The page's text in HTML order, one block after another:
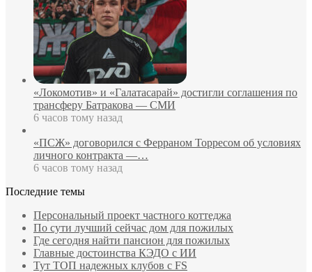
«Локомотив» и «Галатасарай» достигли соглашения по
трансферу Батракова — СМИ
6 часов тому назад
«ПСЖ» договорился с Ферраном Торресом об условиях
личного контракта —…
6 часов тому назад
Последние темы
Персональный проект частного коттеджа
По сути лучший сейчас дом для пожилых
Где сегодня найти пансион для пожилых
Главные достоинства КЭДО с ИИ
Тут ТОП надежных клубов с FS